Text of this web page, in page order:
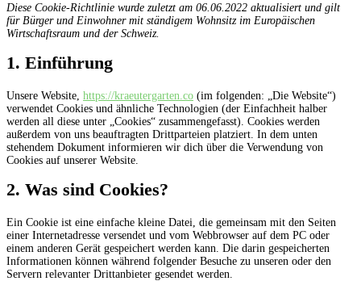
Diese Cookie-Richtlinie wurde zuletzt am 06.06.2022 aktualisiert und gilt
für Bürger und Einwohner mit ständigem Wohnsitz im Europäischen
Wirtschaftsraum und der Schweiz.
1. Einführung
Unsere Website, https://kraeutergarten.co (im folgenden: „Die Website“)
verwendet Cookies und ähnliche Technologien (der Einfachheit halber
werden all diese unter „Cookies“ zusammengefasst). Cookies werden
außerdem von uns beauftragten Drittparteien platziert. In dem unten
stehendem Dokument informieren wir dich über die Verwendung von
Cookies auf unserer Website.
2. Was sind Cookies?
Ein Cookie ist eine einfache kleine Datei, die gemeinsam mit den Seiten
einer Internetadresse versendet und vom Webbrowser auf dem PC oder
einem anderen Gerät gespeichert werden kann. Die darin gespeicherten
Informationen können während folgender Besuche zu unseren oder den
Servern relevanter Drittanbieter gesendet werden.